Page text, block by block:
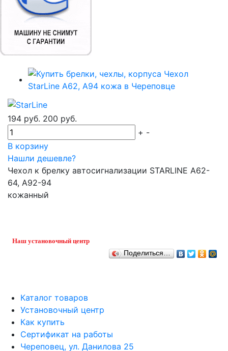
194 руб. 200 руб.
+ -
В корзину
Нашли дешевле?
Чехол к брелку автосигнализации STARLINE A62-
64, A92-94
кожанный
Наш установочный центр
Поделиться…
Каталог товаров
Установочный центр
Как купить
Сертификат на работы
Череповец, ул. Данилова 25